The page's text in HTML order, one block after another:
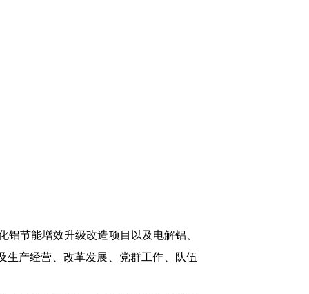
节能增效升级改造项目以及电解铝、
生产经营、改革发展、党群工作、队伍